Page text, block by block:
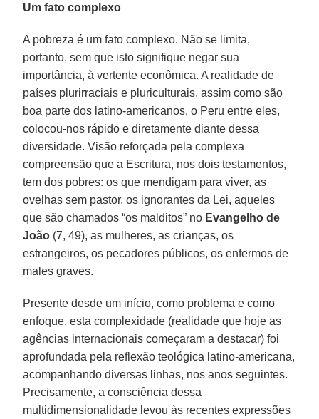
Um fato complexo
A pobreza é um fato complexo. Não se limita,
portanto, sem que isto signifique negar sua
importância, à vertente econômica. A realidade de
países plurirraciais e pluriculturais, assim como são
boa parte dos latino-americanos, o Peru entre eles,
colocou-nos rápido e diretamente diante dessa
diversidade. Visão reforçada pela complexa
compreensão que a Escritura, nos dois testamentos,
tem dos pobres: os que mendigam para viver, as
ovelhas sem pastor, os ignorantes da Lei, aqueles
que são chamados “os malditos” no Evangelho de
João (7, 49), as mulheres, as crianças, os
estrangeiros, os pecadores públicos, os enfermos de
males graves.
Presente desde um início, como problema e como
enfoque, esta complexidade (realidade que hoje as
agências internacionais começaram a destacar) foi
aprofundada pela reflexão teológica latino-americana,
acompanhando diversas linhas, nos anos seguintes.
Precisamente, a consciência dessa
multidimensionalidade levou às recentes expressões